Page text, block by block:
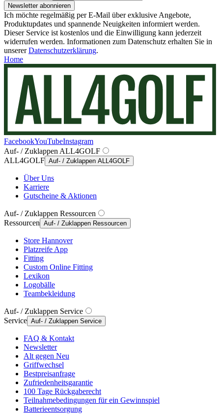
Newsletter abonnieren
Ich möchte regelmäßig per E-Mail über exklusive Angebote,
Produktupdates und spannende Neuigkeiten informiert werden.
Dieser Service ist kostenlos und die Einwilligung kann jederzeit
widerrufen werden. Informationen zum Datenschutz erhalten Sie in
unsererDatenschutzerklärung.
Home
FacebookYouTubeInstagram
Auf- / Zuklappen ALL4GOLF
ALL4GOLF Auf- / Zuklappen ALL4GOLF
Über Uns
Karriere
Gutscheine & Aktionen
Auf- / Zuklappen Ressourcen
Ressourcen Auf- / Zuklappen Ressourcen
Store Hannover
Platzreife App
Fitting
Custom Online Fitting
Lexikon
Logobälle
Teambekleidung
Auf- / Zuklappen Service
Service Auf- / Zuklappen Service
FAQ & Kontakt
Newsletter
Alt gegen Neu
Griffwechsel
Bestpreisanfrage
Zufriedenheitsgarantie
100 Tage Rückgaberecht
Teilnahmebedingungen für ein Gewinnspiel
Batterieentsorgung